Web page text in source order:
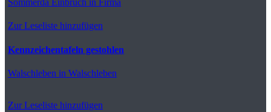
Zur Leseliste hinzufügen
Kennzeichentafeln gestohlen
Walschleben in Walschleben
Zur Leseliste hinzufügen